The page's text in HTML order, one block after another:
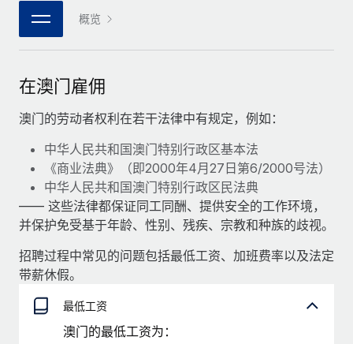
连接 新的
使用我们的 MCP 将任何人工智能工具与 Remote 平台相连
借助核心业务工具简化流程
服务
咨询专家
获得全球人力资源与合规方面的专家帮助
背景调查
合规守望台
防范合规风险
设备管理
与我们携手合作
战略技术合作伙伴
与我们共探合作机遇
Remote Build 即将推出
集成与人工智能自动化咨询
案例研究
Cultivating a Thriving Remote-First Culture in
Partnership with Remote
At a glance Discover the evolution of TheyDo, a pioneering
职位描述库
网络研讨会
活动
新闻室
薪金与人才洞察
洞察中心
获得支持
博客
Why owned entities are key to maintaining
日本語
한국어
中文（简体）
概览
在澳门雇佣
澳门的劳动者权利在若干法律中有规定，例如：
中华人民共和国澳门特别行政区基本法
《商业法典》（即2000年4月27日第6/2000号法）
中华人民共和国澳门特别行政区民法典
—— 这些法律都保证同工同酬、提供安全的工作环境，
并保护免受基于年龄、性别、残疾、宗教和种族的歧视。
招聘过程中常见的问题包括最低工资、加班费率以及法定
带薪休假。
最低工资
澳门的最低工资为：